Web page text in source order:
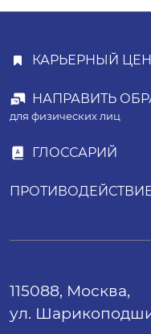
КАРЬЕРНЫЙ
НАПРАВИТЬ
для физических лиц
ГЛОССАРИЙ
115088, Москва,
ул.